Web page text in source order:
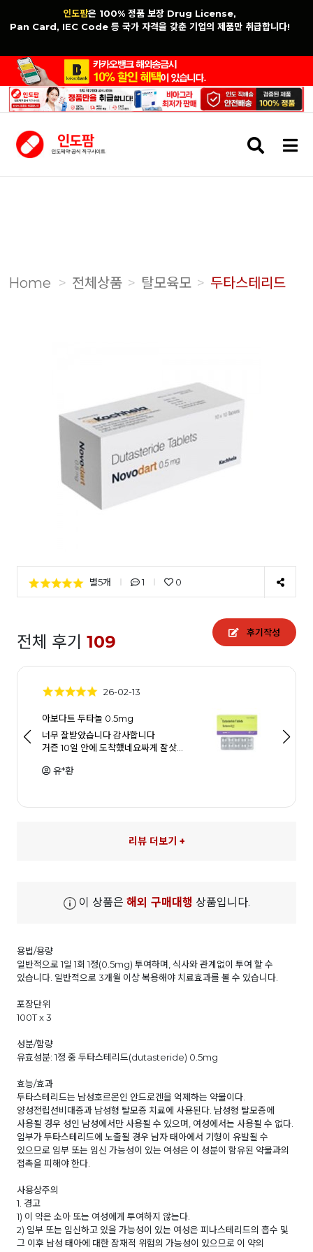
인도팜은 100% 정품 보장 Drug License,
Pan Card, IEC Code 등 국가 자격을 갖춘 기업의 제품만 취급합니다!
검
색
메
Home 전체상품 탈모육모 두타스테리드
별5개 1 0
후기작성
전체 후기 109
26-02-13
아보다트 두타놀 0.5mg
너무 잘받았습니다 감사합니다
거즌 10일 안에 도착했네요싸게 잘삿…
유*환
리뷰 더보기 +
이 상품은 해외 구매대행 상품입니다.
용법/용량
일반적으로 1일 1회 1정(0.5mg) 투여하며, 식사와 관계없이 투여 할 수
있습니다. 일반적으로 3개월 이상 복용해야 치료효과를 볼 수 있습니다.
포장단위
100T x 3
성분/함량
유효성분: 1정 중 두타스테리드(dutasteride) 0.5mg
효능/효과
두타스테리드는 남성호르몬인 안드로겐을 억제하는 약물이다.
양성전립선비대증과 남성형 탈모증 치료에 사용된다. 남성형 탈모증에
사용될 경우 성인 남성에서만 사용될 수 있으며, 여성에서는 사용될 수 없다.
임부가 두타스테리드에 노출될 경우 남자 태아에서 기형이 유발될 수
있으므로 임부 또는 임신 가능성이 있는 여성은 이 성분이 함유된 약물과의
접촉을 피해야 한다.
사용상주의
1. 경고
1) 이 약은 소아 또는 여성에게 투여하지 않는다.
2) 임부 또는 임신하고 있을 가능성이 있는 여성은 피나스테리드의 흡수 및
그 이후 남성 태아에 대한 잠재적 위험의 가능성이 있으므로 이 약의